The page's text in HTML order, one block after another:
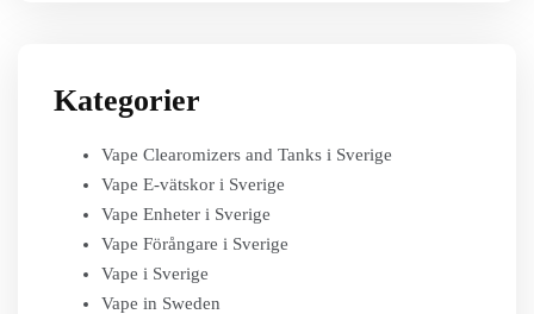
Kategorier
Vape Clearomizers and Tanks i Sverige
Vape E-vätskor i Sverige
Vape Enheter i Sverige
Vape Förångare i Sverige
Vape i Sverige
Vape in Sweden